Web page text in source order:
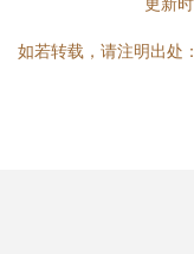
如若转载，请注明出处